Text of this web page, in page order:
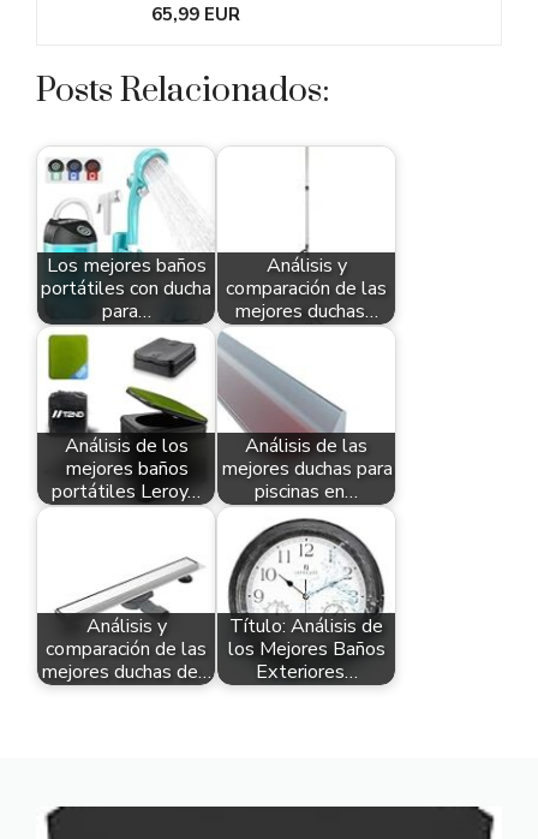
65,99 EUR
Posts Relacionados:
Los mejores baños
portátiles con ducha
para…
Análisis y
comparación de las
mejores duchas…
Análisis de los
mejores baños
portátiles Leroy…
Análisis de las
mejores duchas para
piscinas en…
Análisis y
comparación de las
mejores duchas de…
Título: Análisis de
los Mejores Baños
Exteriores…